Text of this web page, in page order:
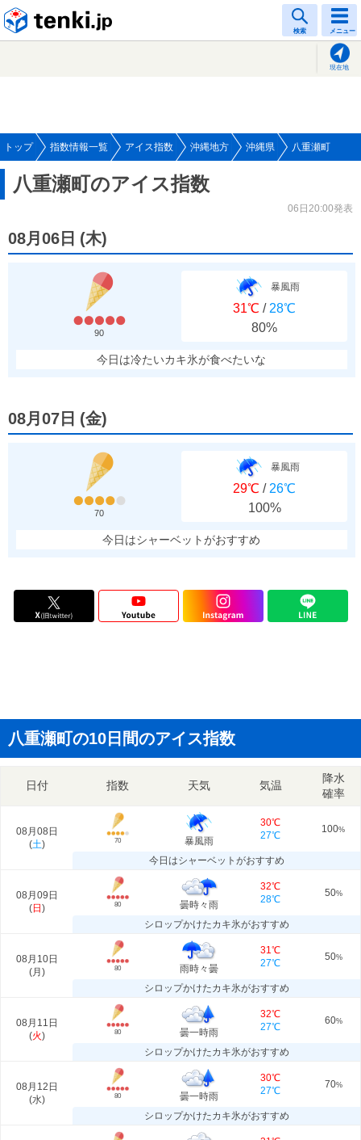
検索 メニュー
現在地
トップ 指数情報一覧 アイス指数 沖縄地方 沖縄県 八重瀬町
八重瀬町のアイス指数
06日20:00発表
08月06日 (木)
90
暴風雨
31℃ / 28℃
80%
今日は冷たいカキ氷が食べたいな
08月07日 (金)
70
暴風雨
29℃ / 26℃
100%
今日はシャーベットがおすすめ
八重瀬町の10日間のアイス指数
日付 指数 天気 気温
降水
確率
08月08日
(土) 70 暴風雨
30℃
27℃
100%
今日はシャーベットがおすすめ
08月09日
(日 ) 80 曇時々雨
32℃
28℃
50%
シロップかけたカキ氷がおすすめ
08月10日
(月 ) 80 雨時々曇
31℃
27℃
50%
シロップかけたカキ氷がおすすめ
08月11日
(火) 80 曇一時雨
32℃
27℃
60%
シロップかけたカキ氷がおすすめ
08月12日
(水) 80 曇一時雨
30℃
27℃
70%
シロップかけたカキ氷がおすすめ